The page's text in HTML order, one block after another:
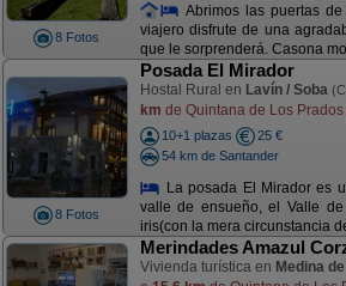
8 Fotos
Abrimos las puertas
viajero disfrute de una
que le sorprenderá. Casona
8 Fotos
Posada El Mirador
Hostal Rural en Lavín / Soba
km de Quintana de Los
10+1 plazas
25 €
54 km de Santander
La posada El Mirador es
valle de ensueño, el Valle
iris(con la mera circunstancia
Merindades Amazul
Vivienda turística en Medina